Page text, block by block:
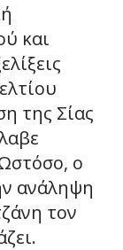
και
της Σίας
ο
ανάληψη
τον